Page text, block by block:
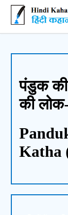
Hindi Kahani -
पंडुक की
की
Katha